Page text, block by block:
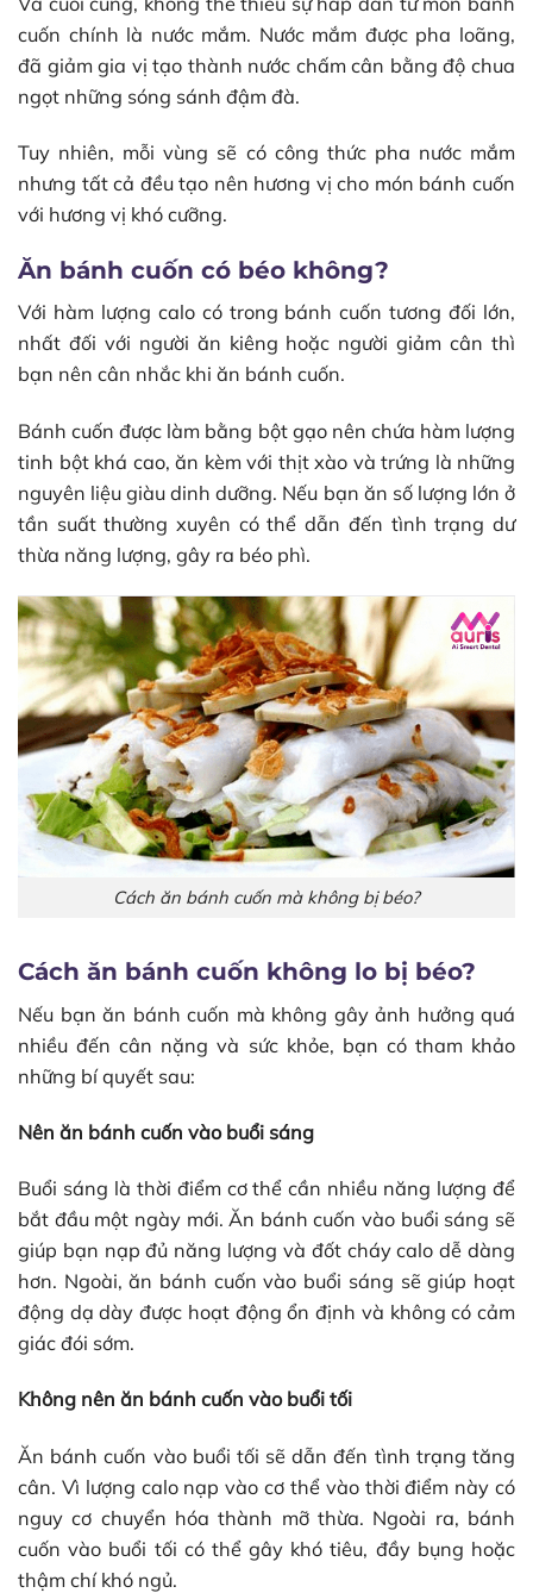
cuốn chính là nước mắm. Nước mắm được pha loãng,
đã giảm gia vị tạo thành nước chấm cân bằng độ chua
ngọt những sóng sánh đậm đà.
Tuy nhiên, mỗi vùng sẽ có công thức pha nước mắm
nhưng tất cả đều tạo nên hương vị cho món bánh cuốn
với hương vị khó cưỡng.
Ăn bánh cuốn có béo không?
Với hàm lượng calo có trong bánh cuốn tương đối lớn,
nhất đối với người ăn kiêng hoặc người giảm cân thì
bạn nên cân nhắc khi ăn bánh cuốn.
Bánh cuốn được làm bằng bột gạo nên chứa hàm lượng
tinh bột khá cao, ăn kèm với thịt xào và trứng là những
nguyên liệu giàu dinh dưỡng. Nếu bạn ăn số lượng lớn ở
tần suất thường xuyên có thể dẫn đến tình trạng dư
thừa năng lượng, gây ra béo phì.
Cách ăn bánh cuốn mà không bị béo?
Cách ăn bánh cuốn không lo bị béo?
Nếu bạn ăn bánh cuốn mà không gây ảnh hưởng quá
nhiều đến cân nặng và sức khỏe, bạn có tham khảo
những bí quyết sau:
Nên ăn bánh cuốn vào buổi sáng
Buổi sáng là thời điểm cơ thể cần nhiều năng lượng để
bắt đầu một ngày mới. Ăn bánh cuốn vào buổi sáng sẽ
giúp bạn nạp đủ năng lượng và đốt cháy calo dễ dàng
hơn. Ngoài, ăn bánh cuốn vào buổi sáng sẽ giúp hoạt
động dạ dày được hoạt động ổn định và không có cảm
giác đói sớm.
Không nên ăn bánh cuốn vào buổi tối
Ăn bánh cuốn vào buổi tối sẽ dẫn đến tình trạng tăng
cân. Vì lượng calo nạp vào cơ thể vào thời điểm này có
nguy cơ chuyển hóa thành mỡ thừa. Ngoài ra, bánh
cuốn vào buổi tối có thể gây khó tiêu, đầy bụng hoặc
thậm chí khó ngủ.